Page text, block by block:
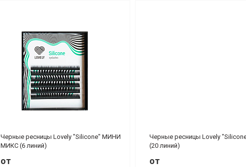
Черные ресницы Lovely "Silicone" МИНИ
МИКС (6 линий)
от
Черные ресницы Lovely
(20 линий)
от